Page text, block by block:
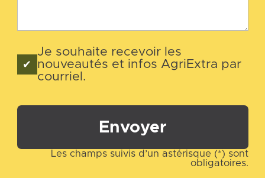
Je souhaite recevoir les
nouveautés et infos AgriExtra par
courriel.
Envoyer
Les champs suivis d’un astérisque (*) sont
obligatoires.